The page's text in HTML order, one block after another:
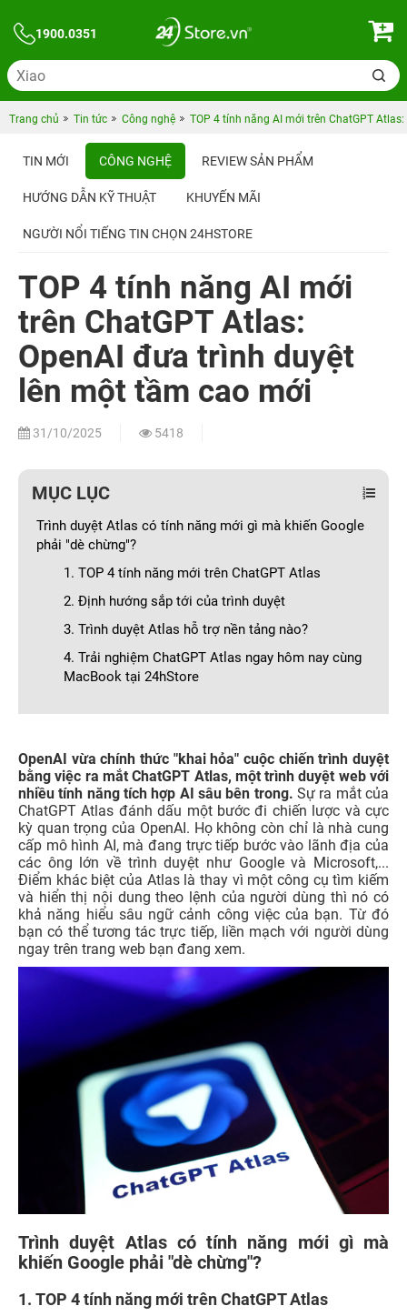
1900.0351
Trang chủ Tin tức Công nghệ TOP 4 tính năng AI mới trên ChatGPT
TIN MỚI CÔNG NGHỆ REVIEW SẢN PHẨM
HƯỚNG DẪN KỸ THUẬT KHUYẾN MÃI
NGƯỜI NỔI TIẾNG TIN CHỌN 24HSTORE
TOP 4 tính năng AI mới
trên ChatGPT Atlas:
OpenAI đưa trình duyệt
lên một tầm cao mới
31/10/2025 5418
MỤC LỤC
Trình duyệt Atlas có tính năng mới gì mà khiến Google
phải "dè chừng"?
1. TOP 4 tính năng mới trên ChatGPT Atlas
2. Định hướng sắp tới của trình duyệt
3. Trình duyệt Atlas hỗ trợ nền tảng nào?
4. Trải nghiệm ChatGPT Atlas ngay hôm nay cùng
MacBook tại 24hStore
OpenAI vừa chính thức "khai hỏa" cuộc chiến trình duyệt
bằng việc ra mắt ChatGPT Atlas, một trình duyệt web với
nhiều tính năng tích hợp AI sâu bên trong. Sự ra mắt của
ChatGPT Atlas đánh dấu một bước đi chiến lược và cực
kỳ quan trọng của OpenAI. Họ không còn chỉ là nhà cung
cấp mô hình AI, mà đang trực tiếp bước vào lãnh địa của
các ông lớn về trình duyệt như Google và Microsoft,...
Điểm khác biệt của Atlas là thay vì một công cụ tìm kiếm
và hiển thị nội dung theo lệnh của người dùng thì nó có
khả năng hiểu sâu ngữ cảnh công việc của bạn. Từ đó
bạn có thể tương tác trực tiếp, liền mạch với người dùng
ngay trên trang web bạn đang xem.
Trình duyệt Atlas có tính năng mới gì mà
khiến Google phải "dè chừng"?
1. TOP 4 tính năng mới trên ChatGPT Atlas